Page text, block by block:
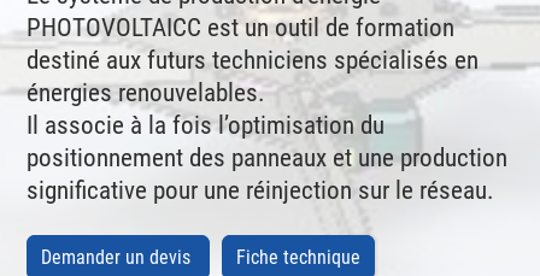
PHOTOVOLTAICC est un outil de formation
destiné aux futurs techniciens spécialisés en
énergies renouvelables.
Il associe à la fois l’optimisation du
positionnement des panneaux et une production
significative pour une réinjection sur le réseau.
Demander un devis Fiche technique